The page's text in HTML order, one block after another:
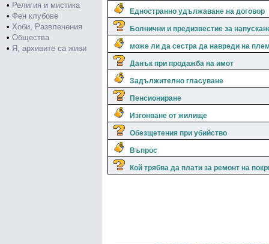
• Религия и мистика
• Фен клубове
• Хоби, Развлечения
• Общества
• Я, архивите са живи
Едностранно удължаване на договор
Болнични и предизвестие за
може ли да сестра да навреди на
Данък при продажба на имот
Задължително гласуване
Пенсиониране
Изгонване от жилище
Обезщетения при убийство
Въпрос
Кой трябва да плати за ремонт на